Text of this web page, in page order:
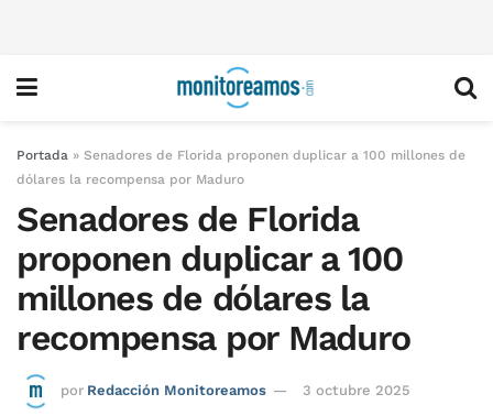
Portada » Senadores de Florida proponen duplicar a 100 millones de
dólares la recompensa por Maduro
Senadores de Florida
proponen duplicar a 100
millones de dólares la
recompensa por Maduro
por Redacción Monitoreamos 3 octubre 2025